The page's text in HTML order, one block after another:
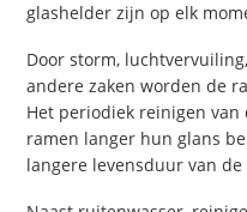
glashelder zijn op elk
Door storm,
andere zaken worden de
Het periodiek reinigen
ramen langer hun glans
langere levensduur van